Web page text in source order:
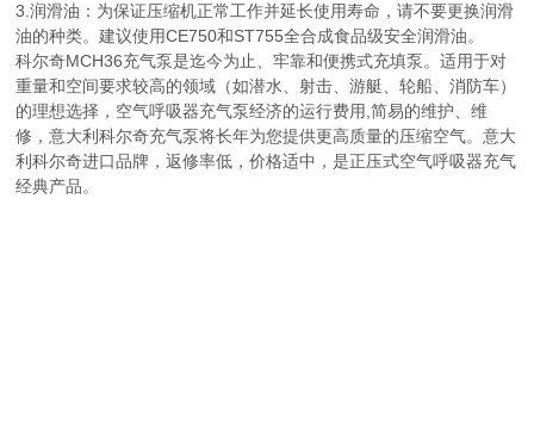
3.润滑油：为保证压缩机正常工作并延长使用寿命，请不要更换润滑
油的种类。建议使用CE750和ST755全合成食品级安全润滑油。
科尔奇MCH36充气泵是迄今为止、牢靠和便携式充填泵。适用于对
重量和空间要求较高的领域（如潜水、射击、游艇、轮船、消防车）
的理想选择，空气呼吸器充气泵经济的运行费用,简易的维护、维
修，意大利科尔奇充气泵将长年为您提供更高质量的压缩空气。意大
利科尔奇进口品牌，返修率低，价格适中，是正压式空气呼吸器充气
经典产品。